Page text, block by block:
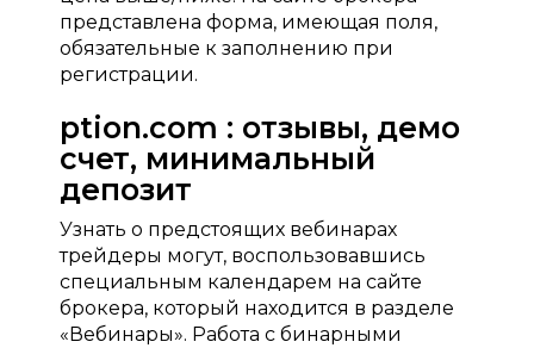
представлена форма, имеющая поля,
обязательные к заполнению при
регистрации.
ption.com : отзывы, демо
счет, минимальный
депозит
Узнать о предстоящих вебинарах
трейдеры могут, воспользовавшись
специальным календарем на сайте
брокера, который находится в разделе
«Вебинары». Работа с бинарными